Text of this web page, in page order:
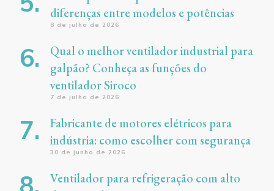
diferenças entre modelos e potências
8 de julho de 2026
Qual o melhor ventilador industrial para
galpão? Conheça as funções do
ventilador Siroco
7 de julho de 2026
Fabricante de motores elétricos para
indústria: como escolher com segurança
30 de junho de 2026
Ventilador para refrigeração com alto